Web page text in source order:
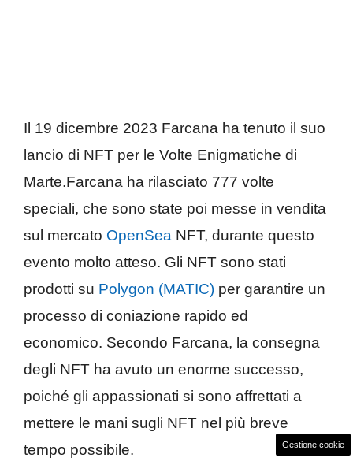
Il 19 dicembre 2023 Farcana ha tenuto il suo
lancio di NFT per le Volte Enigmatiche di
Marte.Farcana ha rilasciato 777 volte
speciali, che sono state poi messe in vendita
sul mercato OpenSea NFT, durante questo
evento molto atteso. Gli NFT sono stati
prodotti su Polygon (MATIC) per garantire un
processo di coniazione rapido ed
economico. Secondo Farcana, la consegna
degli NFT ha avuto un enorme successo,
poiché gli appassionati si sono affrettati a
mettere le mani sugli NFT nel più breve
tempo possibile.
Gestione cookie